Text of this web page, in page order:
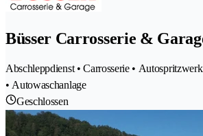
Büsser Carrosserie &
Abschleppdienst • Carrosserie •
• Autowaschanlage
Geschlossen